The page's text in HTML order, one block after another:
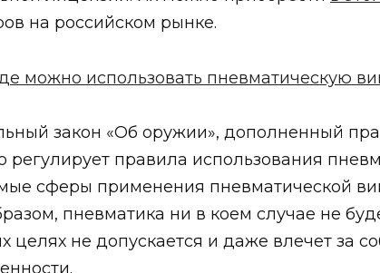
на российском рынке.
закон «Об оружии», дополненный
регулирует правила использования
сферы применения пневматической
пневматика ни в коем случае не
целях не допускается и даже влечет за